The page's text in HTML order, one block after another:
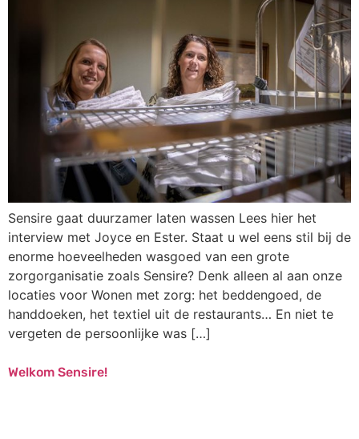
Sensire gaat duurzamer laten wassen Lees hier het
interview met Joyce en Ester. Staat u wel eens stil bij de
enorme hoeveelheden wasgoed van een grote
zorgorganisatie zoals Sensire? Denk alleen al aan onze
locaties voor Wonen met zorg: het beddengoed, de
handdoeken, het textiel uit de restaurants… En niet te
vergeten de persoonlijke was […]
Welkom Sensire!